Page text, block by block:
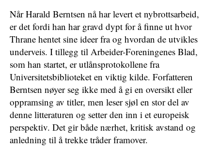
Når Harald Berntsen nå har levert et nybrottsarbeid,
er det fordi han har gravd dypt for å finne ut hvor
Thrane hentet sine ideer fra og hvordan de utvikles
underveis. I tillegg til Arbeider-Foreningenes Blad,
som han startet, er utlånsprotokollene fra
Universitetsbiblioteket en viktig kilde. Forfatteren
Berntsen nøyer seg ikke med å gi en oversikt eller
oppramsing av titler, men leser sjøl en stor del av
denne litteraturen og setter den inn i et europeisk
perspektiv. Det gir både nærhet, kritisk avstand og
anledning til å trekke tråder framover.